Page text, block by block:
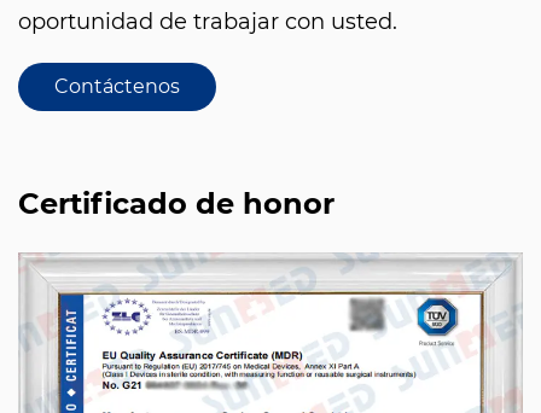
oportunidad de trabajar con usted.
Contáctenos
Certificado de honor